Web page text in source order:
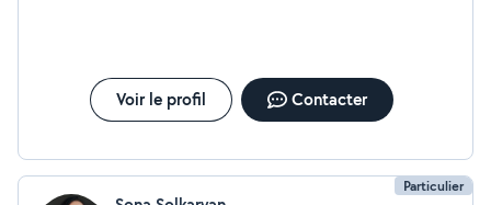
Voir le profil Contacter
Particulier